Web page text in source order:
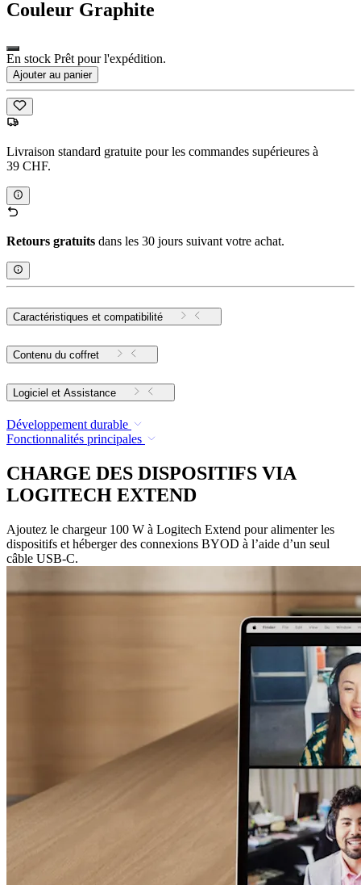
Couleur Graphite
En stock Prêt pour l'expédition.
Ajouter au panier
Livraison standard gratuite pour les commandes supérieures à
39 CHF.
Retours gratuits dans les 30 jours suivant votre achat.
Caractéristiques et compatibilité
Contenu du coffret
Logiciel et Assistance
Développement durable
Fonctionnalités principales
CHARGE DES DISPOSITIFS VIA
LOGITECH EXTEND
Ajoutez le chargeur 100 W à Logitech Extend pour alimenter les
dispositifs et héberger des connexions BYOD à l’aide d’un seul
câble USB-C.